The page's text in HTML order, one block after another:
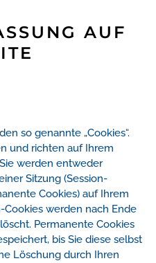
AUF
so genannte „Cookies“.
und richten auf Ihrem
werden entweder
Sitzung (Session-
Cookies) auf Ihrem
Cookies werden nach Ende
Permanente Cookies
bis Sie diese selbst
Löschung durch Ihren